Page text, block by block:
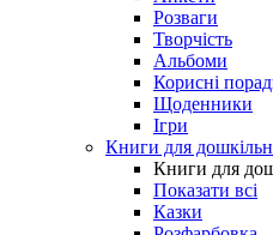
Розваги
Творчість
Альбоми
Корисні
Щоденники
Ігри
Книги для
Книги для
Показати всі
Казки